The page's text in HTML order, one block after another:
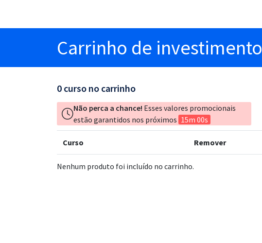
Carrinho de investimento
0 curso no carrinho
Não perca a chance! Esses valores promocionais
estão garantidos nos próximos 15m 00s
Curso Remover
Nenhum produto foi incluído no carrinho.